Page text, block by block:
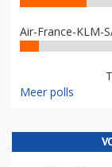
Air-France-KLM-
Meer polls